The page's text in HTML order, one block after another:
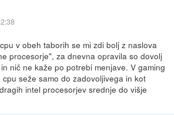
v obeh taborih se mi zdi bolj z naslova
procesorje", za dnevna opravila so dovolj
nič ne kaže po potrebi menjave. V gaming
seže samo do zadovoljivega in kot
intel procesorjev srednje do višje